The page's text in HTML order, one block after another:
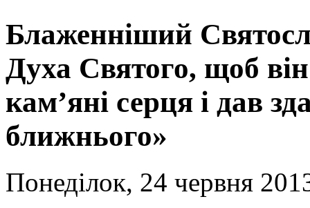
Блаженніший
Духа Святого, щоб
кам’яні серця і дав
ближнього»
Понеділок, 24 червня